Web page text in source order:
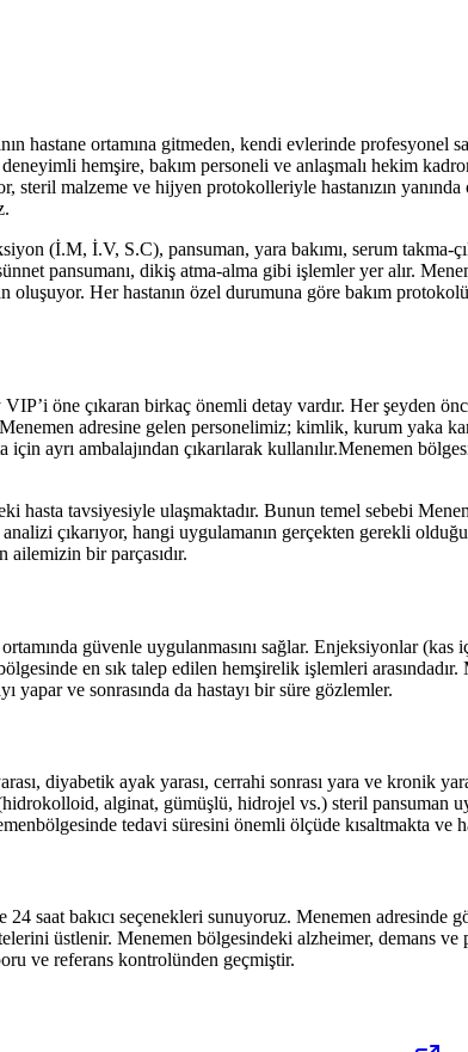
hastane ortamına gitmeden, kendi evlerinde profesyonel
hemşire, bakım personeli ve anlaşmalı hekim
steril malzeme ve hijyen protokolleriyle hastanızın
(İ.M, İ.V, S.C), pansuman, yara bakımı, serum takma-
pansumanı, dikiş atma-alma gibi işlemler yer alır.
Her hastanın özel durumuna göre bakım
öne çıkaran birkaç önemli detay vardır. Her şeyden
Menemen adresine gelen personelimiz; kimlik, kurum yaka
ayrı ambalajından çıkarılarak kullanılır.Menemen
hasta tavsiyesiyle ulaşmaktadır. Bunun temel sebebi
çıkarıyor, hangi uygulamanın gerçekten gerekli
bir parçasıdır.
güvenle uygulanmasını sağlar. Enjeksiyonlar
en sık talep edilen hemşirelik işlemleri arasındadır.
yapar ve sonrasında da hastayı bir süre gözlemler.
diyabetik ayak yarası, cerrahi sonrası yara ve kronik yara
alginat, gümüşlü, hidrojel vs.) steril pansuman
bölgesinde tedavi süresini önemli ölçüde kısaltmakta ve
saat bakıcı seçenekleri sunuyoruz. Menemen adresinde
üstlenir. Menemen bölgesindeki alzheimer, demans ve
ve referans kontrolünden geçmiştir.